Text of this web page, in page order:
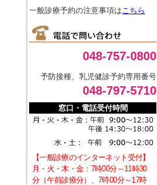
一般診療予約の注意事項はこちら
048-757-0800
予防接種、乳児健診予約専用番号
048-797-5710
窓口・電話受付時間
【一般診療のインターネット受付】
月・火・木・金：7時00分～11時30
分（午前診療分）、7時00分～17時